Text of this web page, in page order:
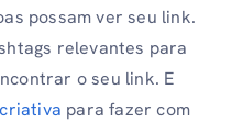
possam ver seu link.
relevantes para
o seu link. E
para fazer com